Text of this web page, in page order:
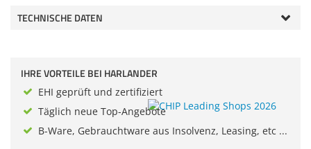
TECHNISCHE DATEN
IHRE VORTEILE BEI HARLANDER
EHI geprüft und zertifiziert
Täglich neue Top-Angebote
B-Ware, Gebrauchtware aus Insolvenz, Leasing, etc ...